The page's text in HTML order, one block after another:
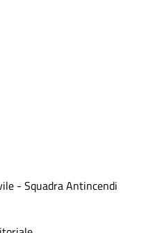
- Squadra Antincendi